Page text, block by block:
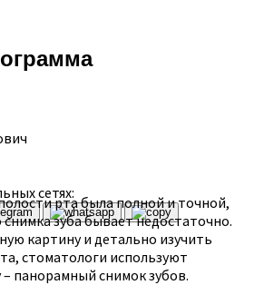
сетях:
рта была полной и точной,
зуба бывает недостаточно.
картину и детально изучить
стоматологи используют
панорамный снимок зубов.